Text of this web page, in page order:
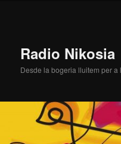
Radio Nikosia
Desde la bogeria lluitem per